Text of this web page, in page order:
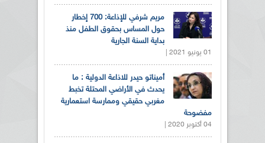
مريم شرفي للإذاعة: 700 إخطار
حول المساس بحقوق الطفل منذ
بداية السنة الجارية
01 يونيو 2021 |
أميناتو حيدر للاذاعة الدولية : ما
يحدث في الأراضي المحتلة تخبط
مغربي حقيقي وممارسة استعمارية
مفضوحة
04 أكتوبر 2020 |